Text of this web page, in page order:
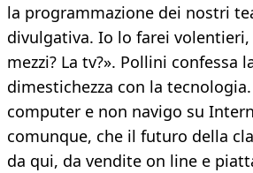
la programmazione dei nostri
divulgativa. Io lo farei
mezzi? La tv?». Pollini confessa
dimestichezza con la
computer e non navigo su
comunque, che il futuro della
da qui, da vendite on line e